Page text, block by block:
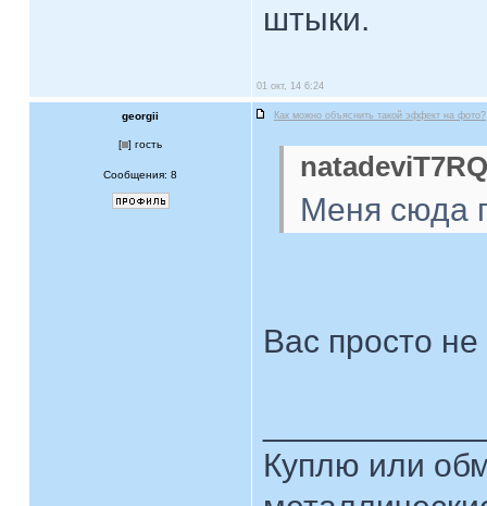
штыки.
01 окт, 14 6:24
georgii Как можно объяснить такой эффект на фото?
[ ] гость
Сообщения: 8
Меня сюда
Вас просто
Куплю или